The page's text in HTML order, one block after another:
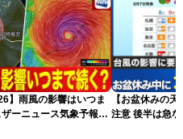
】雨風の影響はいつま
ーニュース気象予報士
【お盆休みの
注意 後半は急